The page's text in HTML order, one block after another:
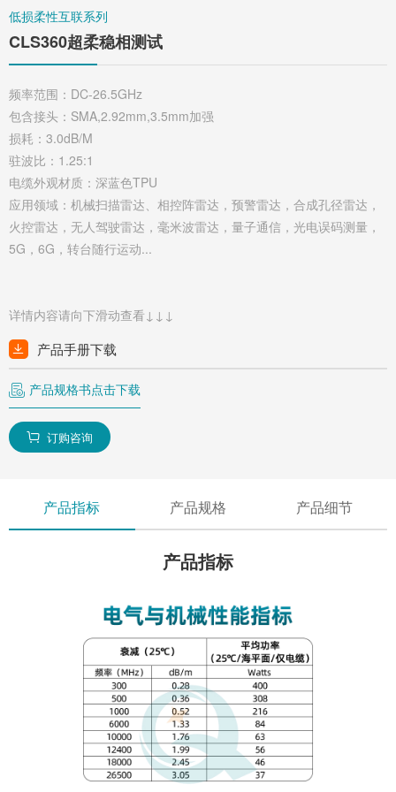
低损柔性互联系列
CLS360超柔稳相测试
频率范围：DC-26.5GHz
包含接头：SMA,2.92mm,3.5mm加强
损耗：3.0dB/M
驻波比：1.25:1
电缆外观材质：深蓝色TPU
应用领域：机械扫描雷达、相控阵雷达，预警雷达，合成孔径雷达，
火控雷达，无人驾驶雷达，毫米波雷达，量子通信，光电误码测量，
5G，6G，转台随行运动...
详情内容请向下滑动查看↓↓↓
产品手册下载
产品规格书点击下载
 订购咨询
产品指标 产品规格 产品细节
产品指标